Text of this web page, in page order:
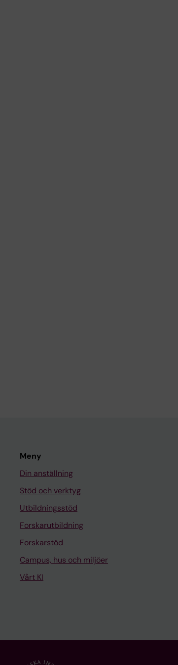
Meny
Din anställning
Stöd och verktyg
Utbildningsstöd
Forskarutbildning
Forskarstöd
Campus, hus och miljöer
Vårt KI